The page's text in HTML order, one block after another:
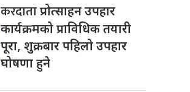
करदाताप्रोत्साहन उपहार
कार्यक्रमको प्राविधिक तयारी
पूरा, शुक्रबार पहिलो उपहार
घोषणा हुने